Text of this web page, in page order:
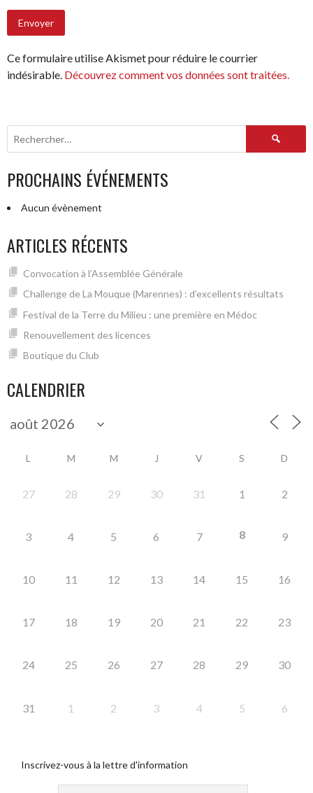
Ce formulaire utilise Akismet pour réduire le courrier
indésirable. Découvrez comment vos données sont traitées.
Rechercher :
PROCHAINS ÉVÉNEMENTS
Aucun évènement
ARTICLES RÉCENTS
Convocation à l’Assemblée Générale
Challenge de La Mouque (Marennes) : d’excellents résultats
Festival de la Terre du Milieu : une première en Médoc
Renouvellement des licences
Boutique du Club
CALENDRIER
L M M J V S D
27 28 29 30 31 1 2
3 4 5 6 7 8 9
10 11 12 13 14 15 16
17 18 19 20 21 22 23
24 25 26 27 28 29 30
31 1 2 3 4 5 6
Inscrivez-vous à la lettre d'information